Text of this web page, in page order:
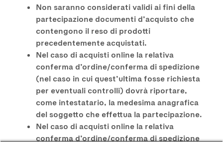
Non saranno considerati validi ai fini della
partecipazione documenti d’acquisto che
contengono il reso di prodotti
precedentemente acquistati.
Nel caso di acquisti online la relativa
conferma d’ordine/conferma di spedizione
(nel caso in cui quest’ultima fosse richiesta
per eventuali controlli) dovrà riportare,
come intestatario, la medesima anagrafica
del soggetto che effettua la partecipazione.
Nel caso di acquisti online la relativa
conferma d’ordine/conferma di spedizione